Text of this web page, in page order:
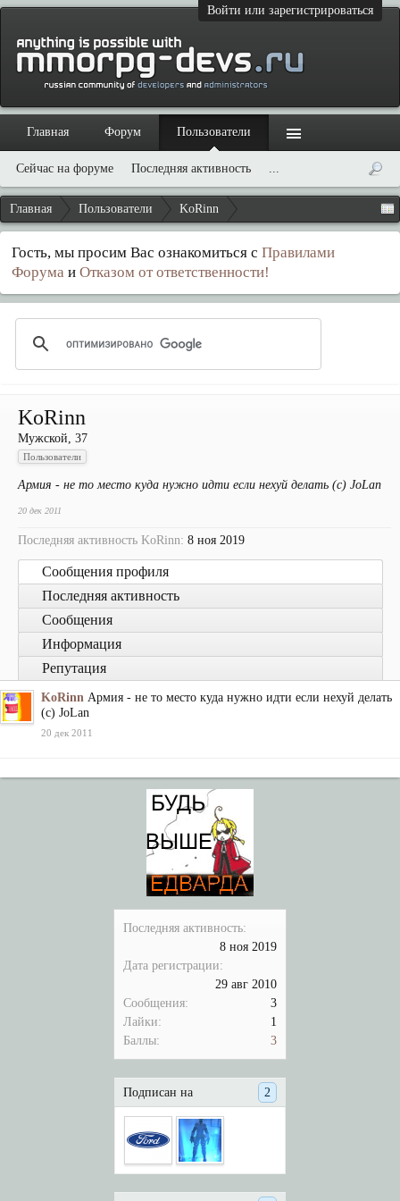
Войти или зарегистрироваться
Главная Пользователи KoRinn
Гость, мы просим Вас ознакомиться с Правилами
Форума и Отказом от ответственности!
Последняя активность:
8 ноя 2019
Дата регистрации:
29 авг 2010
Сообщения:
3
Лайки:
1
Баллы:
3
Подписан на 2
KoRinn
Мужской, 37
Пользователи
Армия - не то место куда нужно идти если нехуй делать (с) JoLan
20 дек 2011
Последняя активность KoRinn: 8 ноя 2019
Сообщения профиля
Последняя активность
Сообщения
Информация
Репутация
KoRinn Армия - не то место куда нужно идти если нехуй делать
(с) JoLan
20 дек 2011
Главная Форум Пользователи
Сейчас на форуме Последняя активность ...